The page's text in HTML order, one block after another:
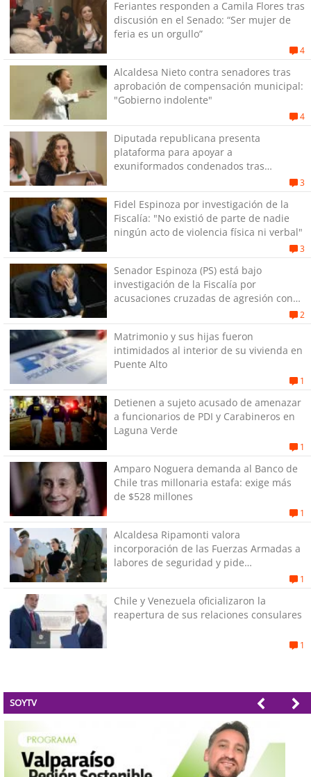
Feriantes responden a Camila Flores tras
discusión en el Senado: “Ser mujer de
feria es un orgullo”
4
Alcaldesa Nieto contra senadores tras
aprobación de compensación municipal:
"Gobierno indolente"
4
Diputada republicana presenta
plataforma para apoyar a
exuniformados condenados tras
3
Fidel Espinoza por investigación de la
Fiscalía: "No existió de parte de nadie
ningún acto de violencia física ni verbal"
3
Senador Espinoza (PS) está bajo
investigación de la Fiscalía por
acusaciones cruzadas de agresión con
2
Matrimonio y sus hijas fueron
intimidados al interior de su vivienda en
Puente Alto
1
Detienen a sujeto acusado de amenazar
a funcionarios de PDI y Carabineros en
Laguna Verde
1
Amparo Noguera demanda al Banco de
Chile tras millonaria estafa: exige más
de $528 millones
1
Alcaldesa Ripamonti valora
incorporación de las Fuerzas Armadas a
labores de seguridad y pide
1
Chile y Venezuela oficializaron la
reapertura de sus relaciones consulares
1
SOYTV